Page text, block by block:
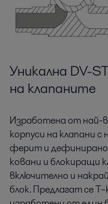
Уникална DV-
на клапаните
Изработена от най-
корпуси на клапани
ферит и дефинирано
ковани и блокиращи
включително и
блок. Предлагат се